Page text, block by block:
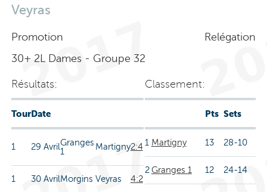
Veyras
Promotion
Relégation
30+ 2L Dames - Groupe 32
Résultats:
TourDate
1 29 AvrilGranges
1
Martigny2:4
1 30 AvrilMorgins Veyras 4:2
Classement:
Pts Sets
1 Martigny 13 28-10
2 Granges 1 12 24-14